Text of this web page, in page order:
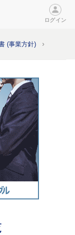
ログイン
(事業方針)